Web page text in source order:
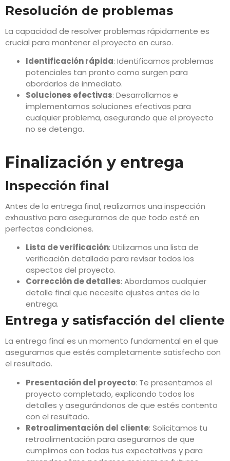
Resolución de problemas
La capacidad de resolver problemas rápidamente es
crucial para mantener el proyecto en curso.
Identificación rápida: Identificamos problemas
potenciales tan pronto como surgen para
abordarlos de inmediato.
Soluciones efectivas: Desarrollamos e
implementamos soluciones efectivas para
cualquier problema, asegurando que el proyecto
no se detenga.
Finalización y entrega
Inspección final
Antes de la entrega final, realizamos una inspección
exhaustiva para asegurarnos de que todo esté en
perfectas condiciones.
Lista de verificación: Utilizamos una lista de
verificación detallada para revisar todos los
aspectos del proyecto.
Corrección de detalles: Abordamos cualquier
detalle final que necesite ajustes antes de la
entrega.
Entrega y satisfacción del cliente
La entrega final es un momento fundamental en el que
aseguramos que estés completamente satisfecho con
el resultado.
Presentación del proyecto: Te presentamos el
proyecto completado, explicando todos los
detalles y asegurándonos de que estés contento
con el resultado.
Retroalimentación del cliente: Solicitamos tu
retroalimentación para asegurarnos de que
cumplimos con todas tus expectativas y para